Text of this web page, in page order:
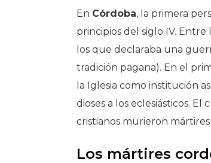
En Córdoba, la primera
principios del siglo IV.
los que declaraba una
tradición pagana). En el
la Iglesia como institución
dioses a los eclesiásticos.
cristianos murieron
Los mártires